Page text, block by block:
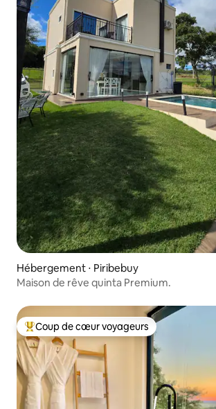
Hébergement ⋅ Piribebuy
Maison de rêve quinta Premium.
Coups de cœur voyageurs les plus
Coup de cœur voyageurs